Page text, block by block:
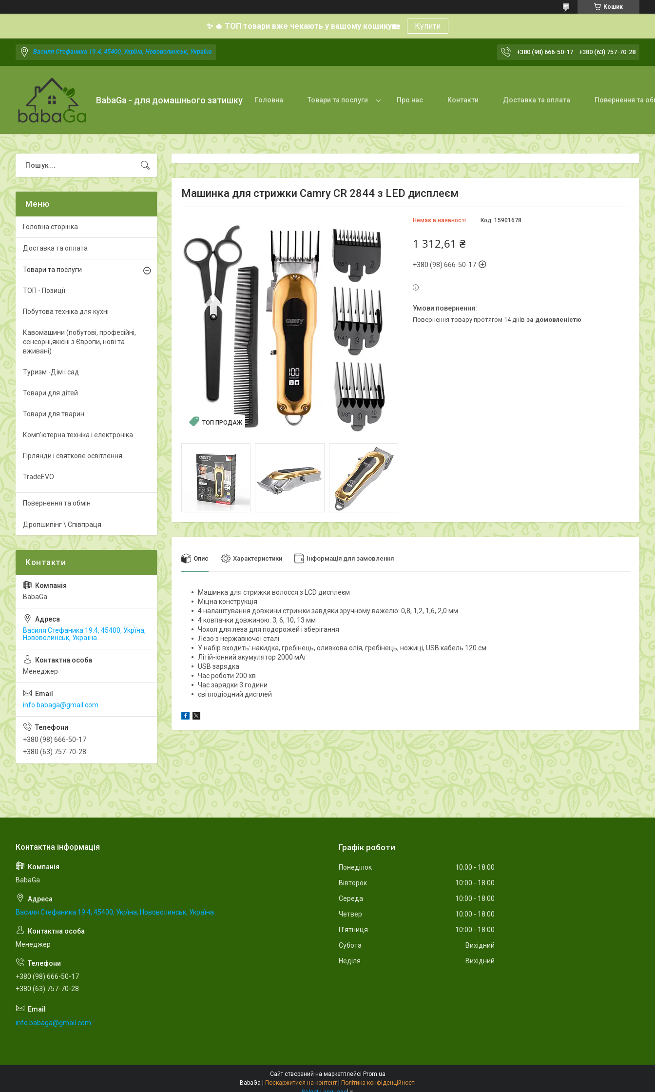
Кошик
✨ 🔥 ТОП товари вже чекають у вашому кошику🏡 Купити
Василя Стефаника 19.4, 45400, Укрїна, Нововолинськ, Україна +380 (98) 666-50-17 +380 (63) 757-70-28
BabaGa - для домашнього затишку Головна Товари та послуги Про нас Контакти Доставка та оплата Повернення та
Машинка для стрижки Camry CR 2844 з LED дисплеєм
ТОП ПРОДАЖ
Немає в наявності Код: 15901678
1 312,61 ₴
+380 (98) 666-50-17
повернення товару протягом 14 днів за домовленістю
Опис Характеристики Інформація для замовлення
Машинка для стрижки волосся з LCD дисплеєм
Міцна конструкція
4 налаштування довжини стрижки завдяки зручному важелю: 0,8, 1,2, 1,6, 2,0 мм
4 ковпачки довжиною: 3, 6, 10, 13 мм
Чохол для леза для подорожей і зберігання
Лезо з нержавіючої сталі
У набір входить: накидка, гребінець, оливкова олія, гребінець, ножиці, USB кабель 120 см.
Літій-іонний акумулятор 2000 мАг
USB зарядка
Час роботи 200 хв
Час зарядки 3 години
світлодіодний дисплей
Головна сторінка
Доставка та оплата
Товари та послуги
ТОП - Позиції
Побутова техніка для кухні
Кавомашини (побутові, професійні,
сенсорні,якісні з Європи, нові та
вживані)
Туризм -Дім і сад
Товари для дітей
Товари для тварин
Комп'ютерна техніка і електроніка
Гірлянди і святкове освітлення
TradeEVO
Повернення та обмін
Дропшипінг \ Співпраця
BabaGa
Василя Стефаника 19.4, 45400, Укрїна,
Нововолинськ, Україна
Менеджер
info.babaga@gmail.com
+380 (98) 666-50-17
+380 (63) 757-70-28
BabaGa
Василя Стефаника 19.4, 45400, Укрїна, Нововолинськ, Україна
Менеджер
+380 (98) 666-50-17
+380 (63) 757-70-28
info.babaga@gmail.com
Графік роботи
Понеділок 10:00
18:00
Вівторок
10:00
18:00
Середа
10:00
18:00
Четвер
10:00
18:00
Пʼятниця
10:00
18:00
Субота
Вихідний
Неділя
Вихідний
Сайт створений на маркетплейсі Prom.ua
BabaGa | Поскаржитися на контент | Політика конфіденційності